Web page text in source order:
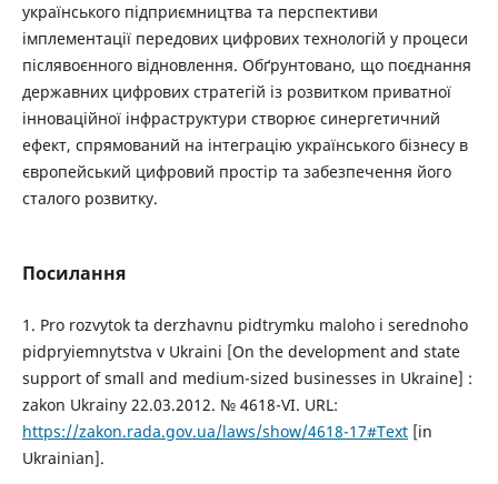
українського підприємництва та перспективи
імплементації передових цифрових технологій у процеси
післявоєнного відновлення. Обґрунтовано, що поєднання
державних цифрових стратегій із розвитком приватної
інноваційної інфраструктури створює синергетичний
ефект, спрямований на інтеграцію українського бізнесу в
європейський цифровий простір та забезпечення його
сталого розвитку.
Посилання
1. Pro rozvytok ta derzhavnu pidtrymku maloho i serednoho
pidpryiemnytstva v Ukraini [On the development and state
support of small and medium-sized businesses in Ukraine] :
zakon Ukrainy 22.03.2012. № 4618-VI. URL:
https://zakon.rada.gov.ua/laws/show/4618-17#Text[in
Ukrainian].